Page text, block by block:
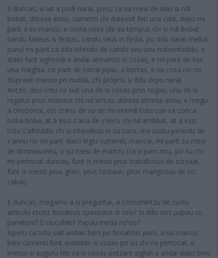
E duncas, si iat a podi narai, puru, ca su mesi de idas si ndi
bobat, dònnia annu, cumenti chi duressit feti una cida, diaici mi
parit a su mancu, e custa cosa (de su tempus chi si ndi bobat
candu fadeus is festas, candu seus in festa, po ddu narai mellus
puru) mi parit ca dda intendu de candu seu unu notzenteddu, e
diaici funt sighendi a andai ainnantis is cosas, e mi parit de bivi
una maghia; mi parit de torrai pipiu, a bortas, e sa cosa no mi
dispraxit mancu po nudda, chi pròpriu si ddu depu narai.
Antzis, deu creu ca siat una de is cosas prus togas, unu de is
regalus prus mannus chi nd'arrìciu, dònnia dònnia annu, e megu
a chistionai, est craru, de su de mi intendi totu cun sa conca
boba boba; at a essi s'aria de s'ierru chi nd'arribbat, at a essi
totu s'afròddiu chi si intendeus in su coru, ma custu periodu de
s'annu no mi parit diaici lègiu cumenti, mancai, mi parit su mesi
de donniasantu, o su mesi de martzu (ca a parri miu, po su chi
mi pertocat duncas, funt is mesis prus traballosus de scroxai,
funt is mesis prus grais, prus tostaus, prus marigosus de nci
cabai).
E duncas, megamu a si preguntai, a s'incumintzu de custu
artìculu etotu: bosatrus spassiaus si seis? Si ddu seis papau su
panetoni? E ciucullati? Papau meda nd'eis?
Isperu ca totu siat andau beni po bosatrus puru, a su mancu,
beni cumenti funt andadas is cosas po su chi mi pertocat, e
immoi si auguru feti ca is cosas potzant sighiri a andai diaici beni